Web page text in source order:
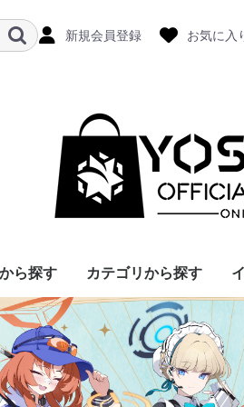
新規会員登録 お気に入
ら探す カテゴリから探す